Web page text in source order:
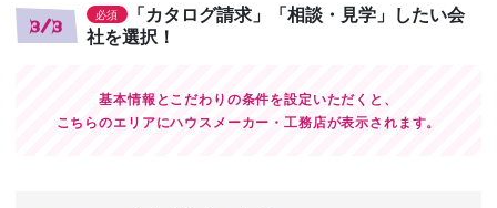
3/3
必須
「カタログ請求」「相談・見学」したい会
社を選択！
基本情報とこだわりの条件を設定いただくと、
こちらのエリアにハウスメーカー・工務店が表示されます。